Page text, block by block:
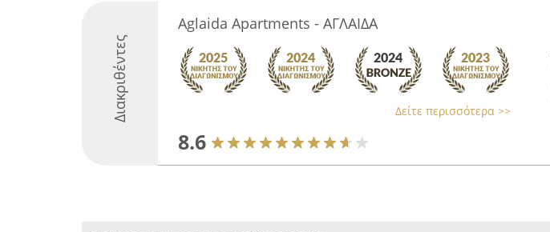
Διακριθέντες
Aglaida Apartments - ΑΓΛΑΙΔΑ
Δείτε περισσότερα >>
8.6